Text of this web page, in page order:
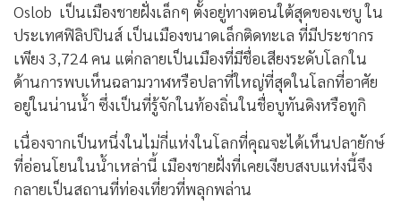
Oslob เป็นเมืองชายฝั่งเล็กๆ ตั้งอยู่ทางตอนใต้สุดของเซบูใน
ประเทศฟิลิปปินส์ เป็นเมืองขนาดเล็กติดทะเล ที่มีประชากร
เพียง 3,724 คน แต่กลายเป็นเมืองที่มีชื่อเสียงระดับโลกใน
ด้านการพบเห็นฉลามวาฬหรือปลาที่ใหญ่ที่สุดในโลกที่อาศัย
อยู่ในน่านน้ำ ซึ่งเป็นที่รู้จักในท้องถิ่นในชื่อบูทันดิงหรือทูกิ
เนื่องจากเป็นหนึ่งในไม่กี่แห่งในโลกที่คุณจะได้เห็นปลายักษ์
ที่อ่อนโยนในน้ำเหล่านี้ เมืองชายฝั่งที่เคยเงียบสงบแห่งนี้จึง
กลายเป็นสถานที่ท่องเที่ยวที่พลุกพล่าน